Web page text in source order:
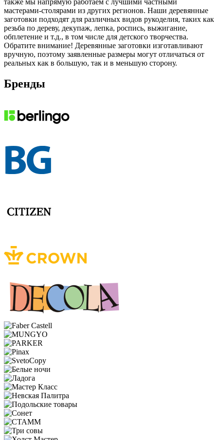
мастерами-столярами из других регионов. Наши деревянные
заготовки подходят для различных видов рукоделия, таких как
резьба по дереву, декупаж, лепка, роспись, выжигание,
обплетение и т.д., в том числе для детского творчества.
Обратите внимание! Деревянные заготовки изготавливают
вручную, поэтому заявленные размеры могут отличаться от
реальных как в большую, так и в меньшую сторону.
Бренды